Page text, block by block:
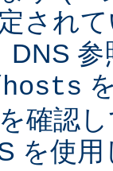
され
DNS
確認
を使